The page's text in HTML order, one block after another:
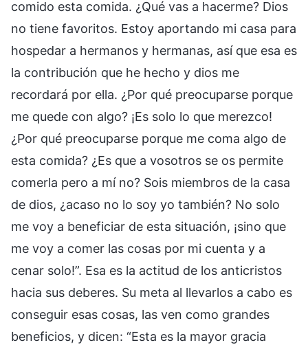
comido esta comida. ¿Qué vas a hacerme? Dios
no tiene favoritos. Estoy aportando mi casa para
hospedar a hermanos y hermanas, así que esa es
la contribución que he hecho y dios me
recordará por ella. ¿Por qué preocuparse porque
me quede con algo? ¡Es solo lo que merezco!
¿Por qué preocuparse porque me coma algo de
esta comida? ¿Es que a vosotros se os permite
comerla pero a mí no? Sois miembros de la casa
de dios, ¿acaso no lo soy yo también? No solo
me voy a beneficiar de esta situación, ¡sino que
me voy a comer las cosas por mi cuenta y a
cenar solo!”. Esa es la actitud de los anticristos
hacia sus deberes. Su meta al llevarlos a cabo es
conseguir esas cosas, las ven como grandes
beneficios, y dicen: “Esta es la mayor gracia